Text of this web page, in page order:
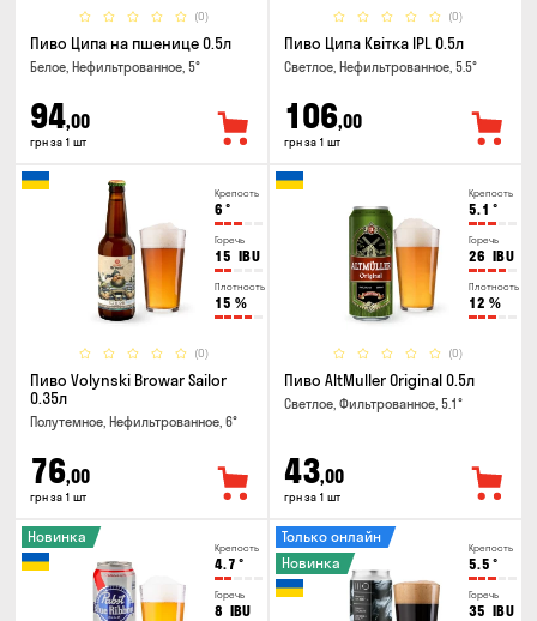
(0)
Пиво Ципа на пшенице 0.5л
Белое, Нефильтрованное, 5°
94,00
грн за 1 шт
(0)
Пиво Ципа Квітка IPL 0.5л
Светлое, Нефильтрованное, 5.5°
106,00
грн за 1 шт
Крепость
6 °
Горечь
15 IBU
Плотность
15 %
(0)
Пиво Volynski Browar Sailor
0.35л
Полутемное, Нефильтрованное, 6°
76,00
грн за 1 шт
Крепость
5.1 °
Горечь
26 IBU
Плотность
12 %
(0)
Пиво AltMuller Original 0.5л
Светлое, Фильтрованное, 5.1°
43,00
грн за 1 шт
Крепость
4.7 °
Горечь
8 IBU
Новинка
Крепость
5.5 °
Горечь
35 IBU
Только онлайн
Новинка